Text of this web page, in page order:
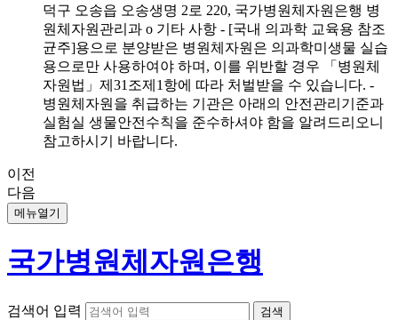
덕구 오송읍 오송생명 2로 220, 국가병원체자원은행 병
원체자원관리과 o 기타 사항 - [국내 의과학 교육용 참조
균주]용으로 분양받은 병원체자원은 의과학미생물 실습
용으로만 사용하여야 하며, 이를 위반할 경우 「병원체
자원법」제31조제1항에 따라 처벌받을 수 있습니다. -
병원체자원을 취급하는 기관은 아래의 안전관리기준과
실험실 생물안전수칙을 준수하셔야 함을 알려드리오니
참고하시기 바랍니다.
이전
다음
메뉴열기
국가병원체자원은행
검색어 입력